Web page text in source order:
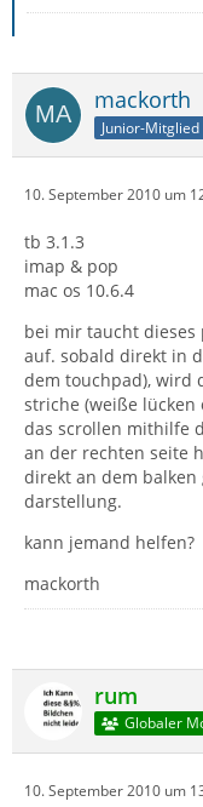
mackorth
Junior-Mitglied
10. September 2010 um
tb 3.1.3
imap & pop
mac os 10.6.4
bei mir taucht
auf. sobald direkt in
dem touchpad), wird
striche (weiße
das scrollen mithilfe
an der rechten seite
direkt an dem
darstellung.
kann jemand helfen?
mackorth
rum
Globaler
10. September 2010 um